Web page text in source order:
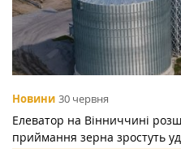
Новини 30 червня
Елеватор на Вінниччині
приймання зерна зростуть